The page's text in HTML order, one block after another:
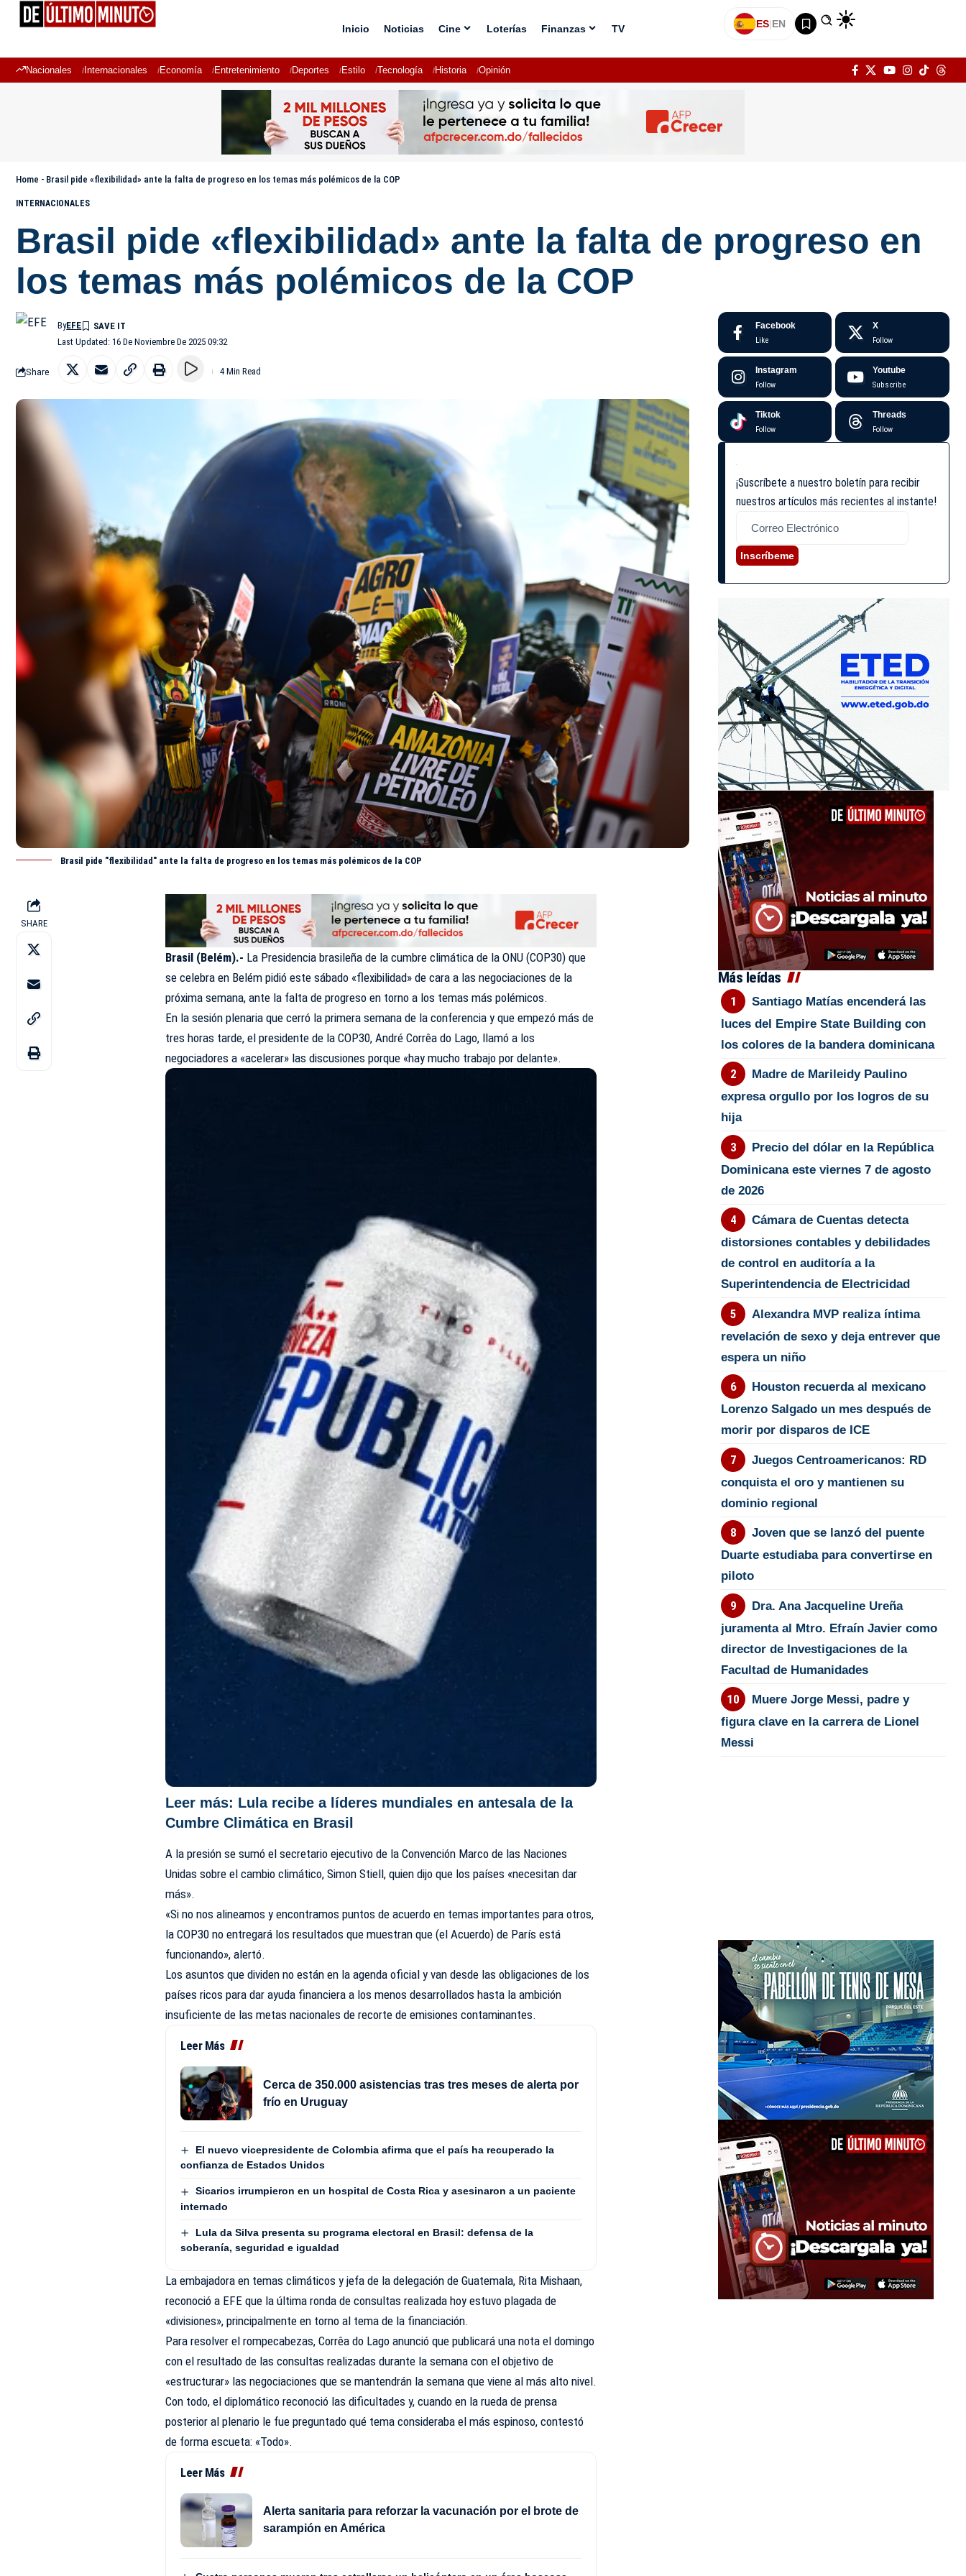
Inicio Noticias Cine Loterías Finanzas TV ES|EN
Nacionales Internacionales Economía Entretenimiento Deportes Estilo Tecnología Historia Opinión
Home - Brasil pide «flexibilidad» ante la falta de progreso en los temas más polémicos de la COP
INTERNACIONALES
Brasil pide «flexibilidad» ante la falta de progreso en
los temas más polémicos de la COP
Last Updated: 16 De Noviembre De 2025 09:32
ByEFE
Share 4 Min Read
Brasil pide "flexibilidad" ante la falta de progreso en los temas más polémicos de la COP
SHARE
Brasil (Belém).- La Presidencia brasileña de la cumbre climática de laONU(COP30) que
se celebra en Belém pidió este sábado «flexibilidad» de cara a las negociaciones de la
próxima semana, ante la falta de progreso en torno a los temas más polémicos.
En la sesión plenaria que cerró la primera semana de la conferencia y que empezó más de
tres horas tarde, el presidente de la COP30, André Corrêa do Lago, llamó a los
negociadores a «acelerar» las discusiones porque «hay mucho trabajo por delante».
Leer más: Lula recibe a líderes mundiales en antesala de la
Cumbre Climática en Brasil
A la presión se sumó el secretario ejecutivo de la Convención Marco de las Naciones
Unidas sobre el cambio climático, Simon Stiell, quien dijo que los países «necesitan dar
más».
«Si no nos alineamos y encontramos puntos de acuerdo en temas importantes para otros,
la COP30 no entregará los resultados que muestran que (el Acuerdo) de París está
funcionando», alertó.
Los asuntos que dividen no están en la agenda oficial y van desde las obligaciones de los
países ricos para dar ayuda financiera a los menos desarrollados hasta la ambición
insuficiente de las metas nacionales de recorte de emisiones contaminantes.
Leer Más
Cerca de 350.000 asistencias tras tres meses de alerta por
frío en Uruguay
El nuevo vicepresidente de Colombia afirma que el país ha recuperado la
confianza de Estados Unidos
Sicarios irrumpieron en un hospital de Costa Rica y asesinaron a un paciente
internado
Lula da Silva presenta su programa electoral en Brasil: defensa de la
soberanía, seguridad e igualdad
La embajadora en temas climáticos y jefa de la delegación de Guatemala, Rita Mishaan,
reconoció a EFE que la última ronda de consultas realizada hoy estuvo plagada de
«divisiones», principalmente en torno al tema de la financiación.
Para resolver el rompecabezas, Corrêa do Lago anunció que publicará una nota el domingo
con el resultado de las consultas realizadas durante la semana con el objetivo de
«estructurar» las negociaciones que se mantendrán la semana que viene al más alto nivel.
Con todo, el diplomático reconoció las dificultades y, cuando en la rueda de prensa
posterior al plenario le fue preguntado qué tema consideraba el más espinoso, contestó
de forma escueta: «Todo».
Leer Más
Alerta sanitaria para reforzar la vacunación por el brote de
sarampión en América
Facebook
Like
X
Follow
Instagram
Follow
Youtube
Subscribe
Tiktok
Follow
Threads
Follow
¡Suscríbete a nuestro boletín para recibir
nuestros artículos más recientes al instante!
Inscríbeme
Más leídas
Santiago Matías encenderá las
luces del Empire State Building con
los colores de la bandera dominicana
Madre de Marileidy Paulino
expresa orgullo por los logros de su
hija
Precio del dólar en la República
Dominicana este viernes 7 de agosto
de 2026
Cámara de Cuentas detecta
distorsiones contables y debilidades
de control en auditoría a la
Superintendencia de Electricidad
Alexandra MVP realiza íntima
revelación de sexo y deja entrever que
espera un niño
Houston recuerda al mexicano
Lorenzo Salgado un mes después de
morir por disparos de ICE
Juegos Centroamericanos: RD
conquista el oro y mantienen su
dominio regional
Joven que se lanzó del puente
Duarte estudiaba para convertirse en
piloto
Dra. Ana Jacqueline Ureña
juramenta al Mtro. Efraín Javier como
director de Investigaciones de la
Facultad de Humanidades
Muere Jorge Messi, padre y
figura clave en la carrera de Lionel
Messi